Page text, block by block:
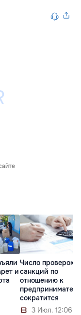
и
Число проверок и
санкций по
отношению к
сократится
3 Июл. 12:06